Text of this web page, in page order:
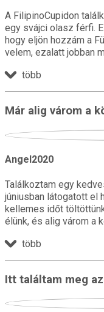
A FilipinoCupidon
egy svájci olasz férfi.
hogy eljön hozzám a
velem, ezalatt jobban
több
Már alig várom a
Angel2020
Találkoztam egy
júniusban látogatott el
kellemes időt
élünk, és alig várom a
több
Itt találtam meg